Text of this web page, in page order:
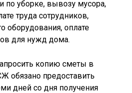
по уборке, вывозу мусора,
труда сотрудников,
оборудования, оплате
для нужд дома.
копию сметы в
обязано предоставить
дней со дня получения